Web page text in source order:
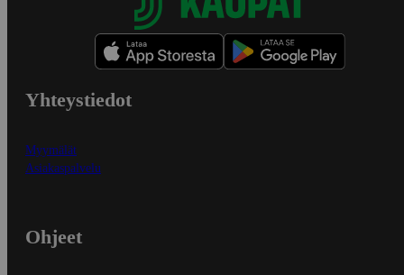
Yhteystiedot
Myymälät
Asiakaspalvelu
Ohjeet